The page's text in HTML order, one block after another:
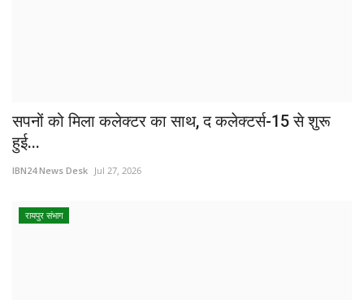
सपनों को मिला कलेक्टर का साथ, द कलेक्टर्स-15 से शुरू
हुई...
IBN24 News Desk Jul 27, 2026
रायपुर संभाग